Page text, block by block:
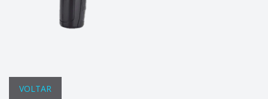
VOLTAR